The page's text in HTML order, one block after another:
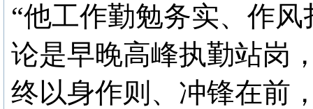
“他工作勤勉务实、作
论是早晚高峰执勤站岗
终以身作则、冲锋在前